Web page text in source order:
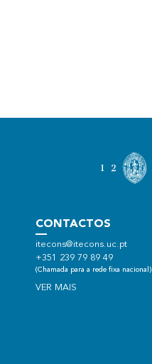
CONTACTOS
itecons@itecons.uc.pt
+351 239 79 89 49
(Chamada para a rede fixa nacional)
VER MAIS